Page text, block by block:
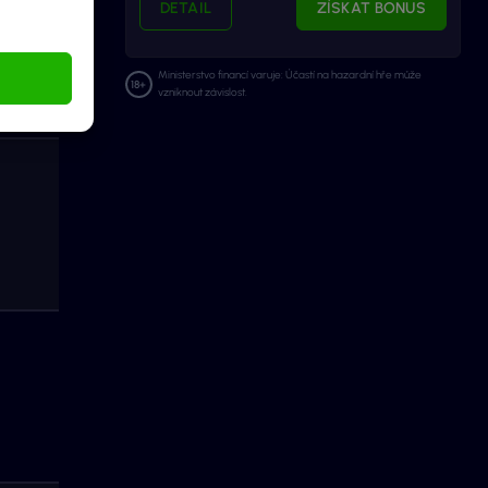
DETAIL ZÍSKAT BONUS
Ministerstvo financí varuje: Účastí na hazardní hře může
vzniknout závislost.